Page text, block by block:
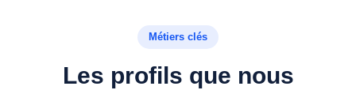
Métiers clés
Les profils que nous